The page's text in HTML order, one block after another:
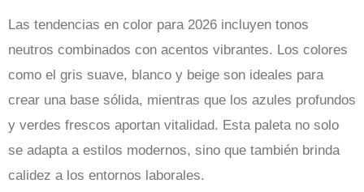
Las tendencias en color para 2026 incluyen tonos
neutros combinados con acentos vibrantes. Los colores
como el gris suave, blanco y beige son ideales para
crear una base sólida, mientras que los azules profundos
y verdes frescos aportan vitalidad. Esta paleta no solo
se adapta a estilos modernos, sino que también brinda
calidez a los entornos laborales.